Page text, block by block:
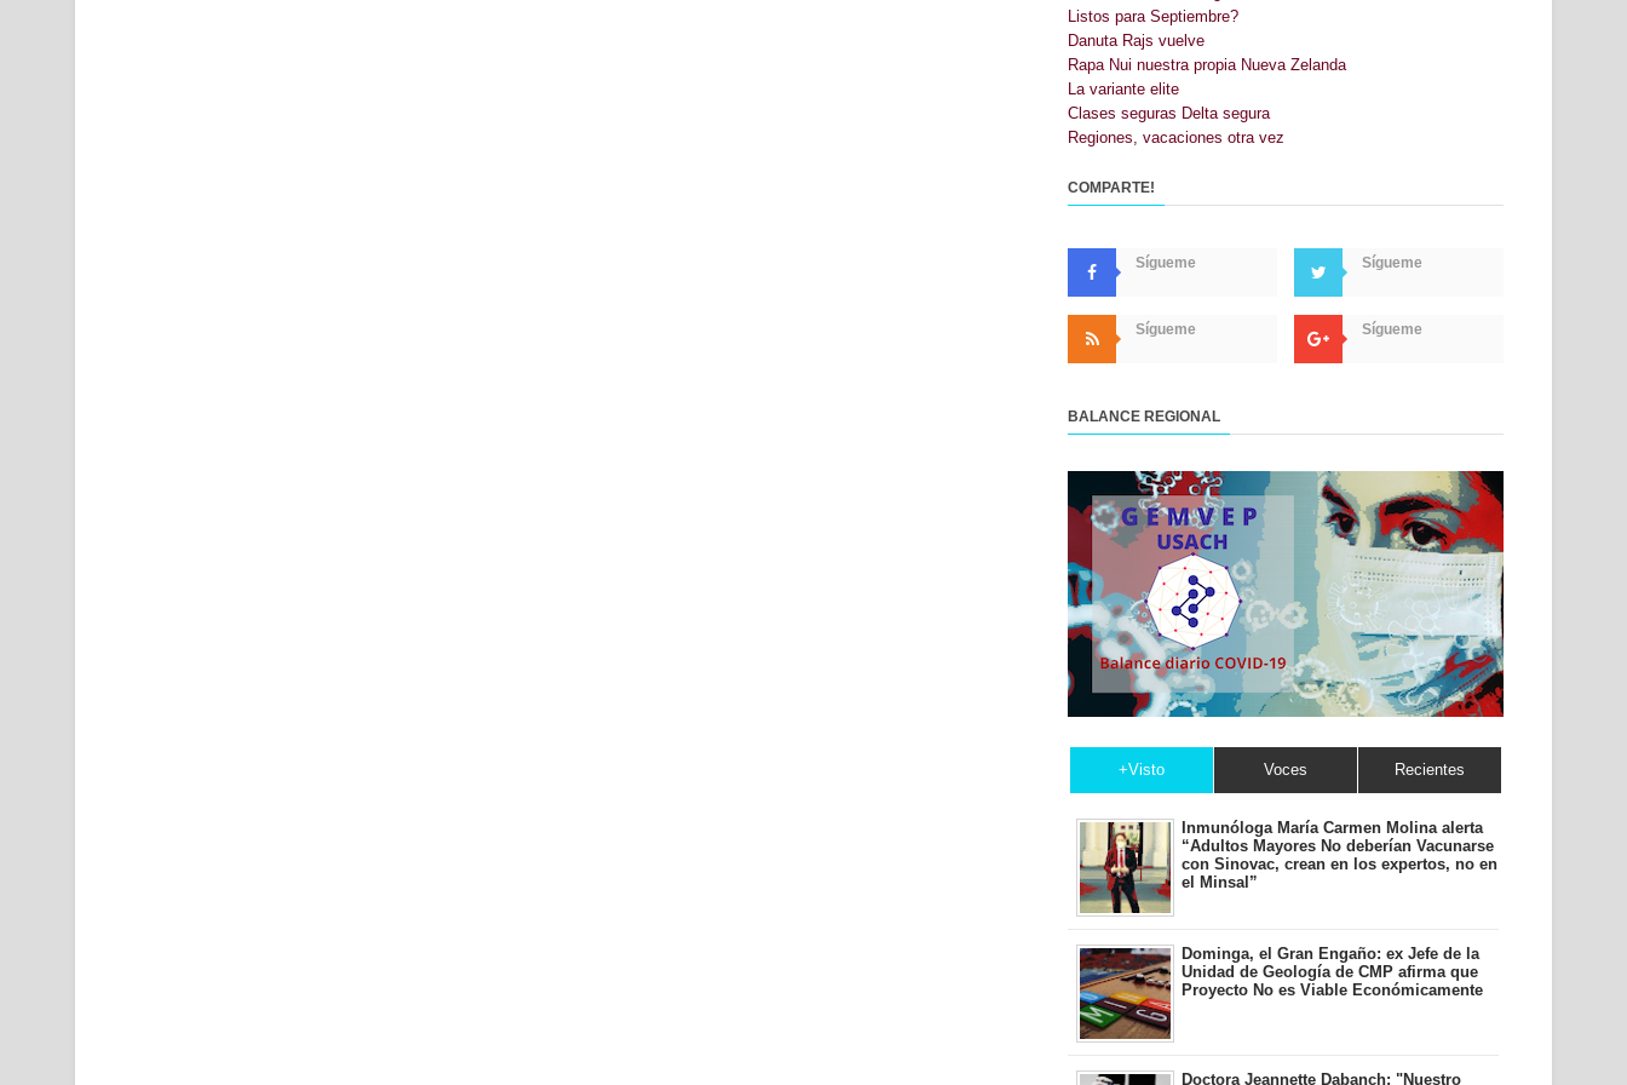
Listos para Septiembre?
Danuta Rajs vuelve
Rapa Nui nuestra propia Nueva Zelanda
La variante elite
Clases seguras Delta segura
Regiones, vacaciones otra vez
COMPARTE!
Sígueme Sígueme
Sígueme Sígueme
BALANCE REGIONAL
+Visto Voces Recientes
Inmunóloga María Carmen Molina alerta
“Adultos Mayores No deberían Vacunarse
con Sinovac, crean en los expertos, no en
el Minsal”
Dominga, el Gran Engaño: ex Jefe de la
Unidad de Geología de CMP afirma que
Proyecto No es Viable Económicamente
Doctora Jeannette Dabanch: "Nuestro